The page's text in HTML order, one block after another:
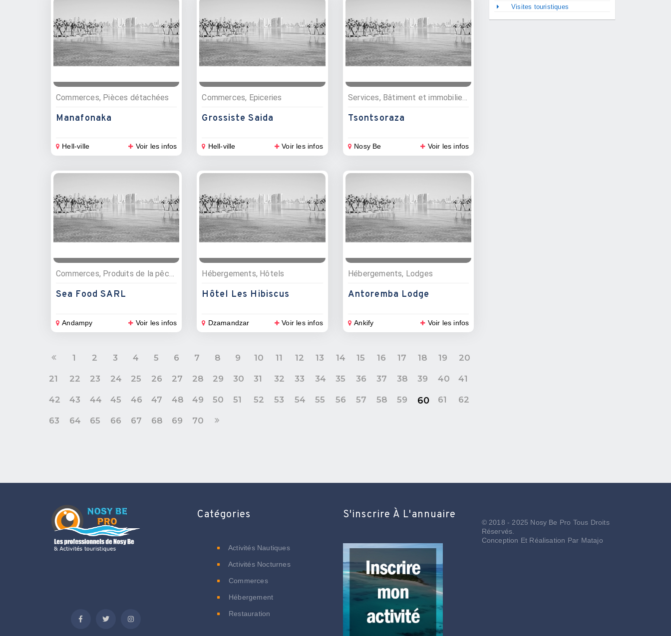
Commerces, Pièces détachées
Manafonaka
Hell-ville Voir les infos
Commerces, Epiceries
Grossiste Saida
Hell-ville Voir les infos
Tsontsoraza
Nosy Be Voir les infos
Commerces, Produits de la pêche
Sea Food SARL
Andampy Voir les infos
Hébergements, Hôtels
Hôtel Les Hibiscus
Dzamandzar Voir les infos
Hébergements, Lodges
Antoremba Lodge
Ankify Voir les infos
1 2 3 4 5 6 7 8 9 10 11 12 13 14 15 16 17 18 19 20
21 22 23 24 25 26 27 28 29 30 31 32 33 34 35 36 37 38 39 40 41
42 43 44 45 46 47 48 49 50 51 52 53 54 55 56 57 58 59 60 61 62
63 64 65 66 67 68 69 70
Visites touristiques
Catégories
Activités Nautiques
Activités Nocturnes
Commerces
Hébergement
Restauration
S'inscrire À L'annuaire
© 2018 - 2025 Nosy Be Pro Tous Droits
Réservés.
Conception Et Réalisation Par Matajo